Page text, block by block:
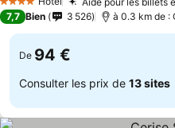
4 Étoiles
7,7 Bien 3 526 à 0.3 km de :
De 94 €
Consulter les prix de 13 sites